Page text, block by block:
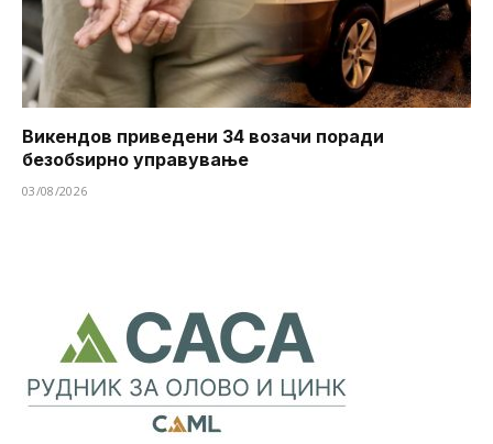
Викендов приведени 34 возачи поради
безобѕирно управување
03/08/2026